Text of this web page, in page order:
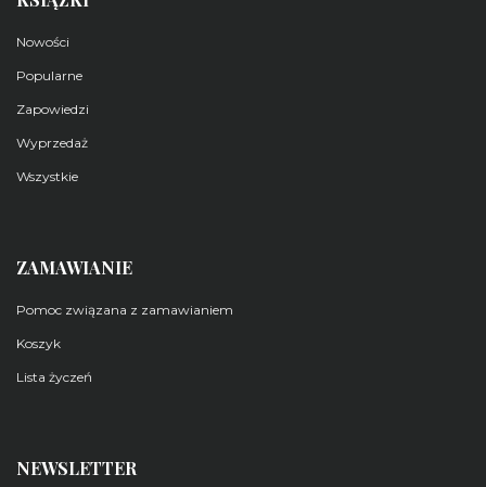
Nowości
Popularne
Zapowiedzi
Wyprzedaż
Wszystkie
ZAMAWIANIE
Pomoc związana z zamawianiem
Koszyk
Lista życzeń
NEWSLETTER